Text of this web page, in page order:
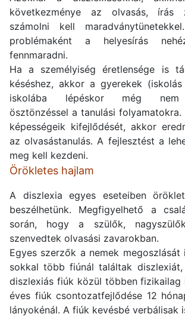
következménye az olvasás, írás
számolni kell
problémaként a helyesírás
fennmaradni.
Ha a személyiség éretlensége is
késéshez, akkor a gyerekek
iskolába lépéskor még nem
ösztönzéssel a tanulási folyamatokra.
képességeik kifejlődését, akkor
az olvasástanulás. A fejlesztést a
meg kell kezdeni.
Örökletes hajlam
A diszlexia egyes eseteiben
beszélhetünk. Megfigyelhető a
során, hogy a szülők,
szenvedtek olvasási zavarokban.
Egyes szerzők a nemek
sokkal több fiúnál találtak
diszlexiás fiúk közül többen fizikailag
éves fiúk csontozatfejlődése 12
lányokénál. A fiúk kevésbé verbálisak